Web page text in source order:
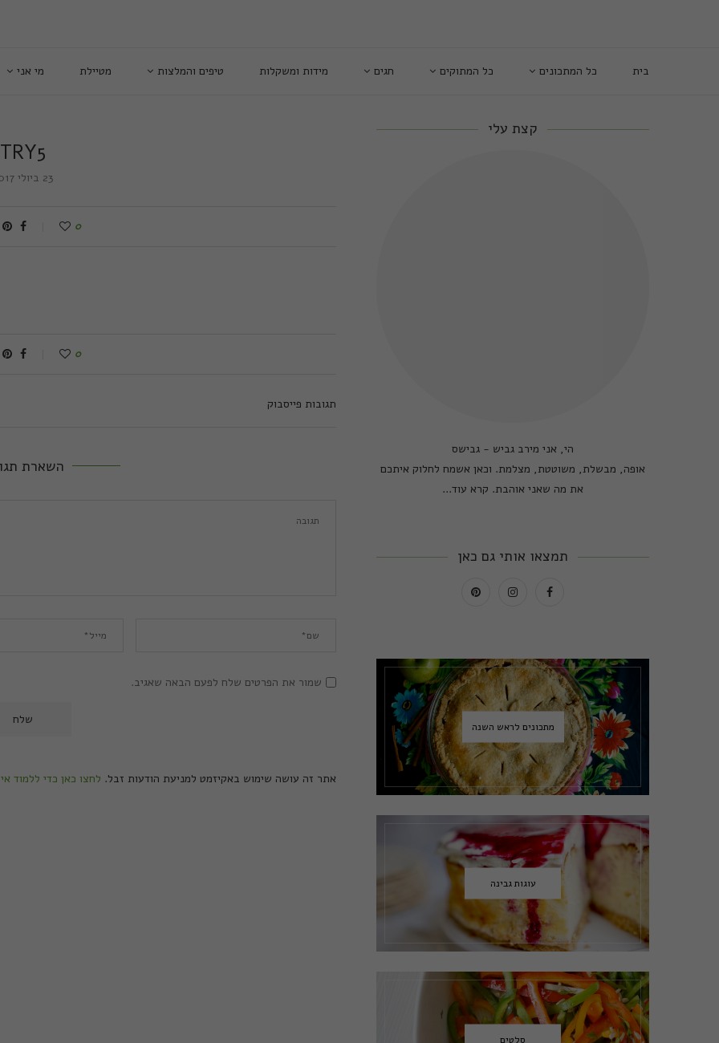
בית כל המתכונים כל המתוקים חגים מידות ומשקלות טיפים והמלצות מטיילת מי אני
TRY5
23 ביולי 2017
0
0
תגובות פייסבוק
השארת
שמור את הפרטים שלח לפעם הבאה שאגיב.
אתר זה עושה שימוש באקיזמט למניעת הודעות זבל. לחצו כאן כדי ללמוד
קצת עלי
הי, אני מירב גביש - גבישס
אופה, מבשלת, משוטטת, מצלמת. וכאן אשמח לחלוק איתכם
את מה שאני אוהבת. קרא עוד...
תמצאו אותי גם כאן
מתכונים לראש השנה
עוגות גבינה
סלטים